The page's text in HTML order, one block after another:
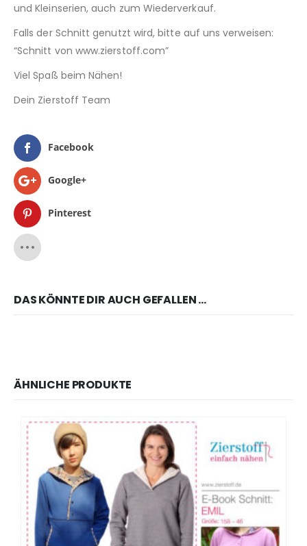
und Kleinserien, auch zum Wiederverkauf.
Falls der Schnitt genutzt wird, bitte auf uns verweisen:
“Schnitt von www.zierstoff.com”
Viel Spaß beim Nähen!
Dein Zierstoff Team
Facebook
Google+
Pinterest
DAS KÖNNTE DIR AUCH GEFALLEN …
ÄHNLICHE PRODUKTE